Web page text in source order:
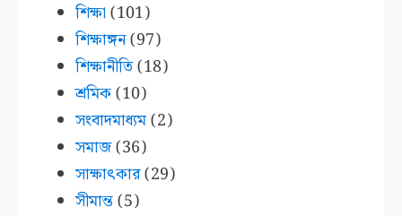
শিক্ষা (101)
শিক্ষাঙ্গন(97)
শিক্ষানীতি(18)
শ্রমিক(10)
সংবাদমাধ্যম(2)
সমাজ(36)
সাক্ষাৎকার(29)
সীমান্ত(5)